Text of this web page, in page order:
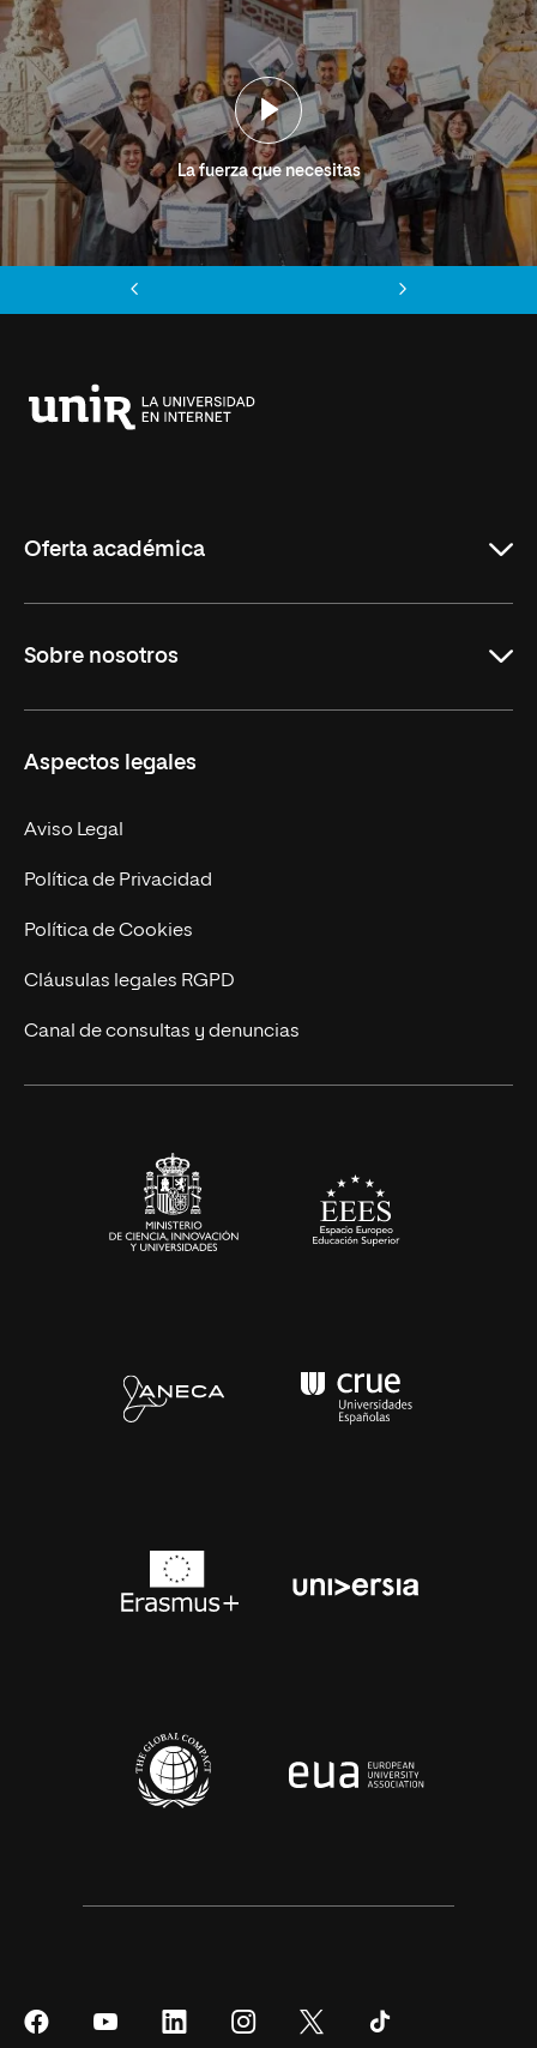
La fuerza que necesitas
Oferta académica
Másteres Oficiales
Doctorados
Experto Universitario
Postgrados
Cursos Universitarios
Sobre nosotros
Facultades
Nuestro Equipo
Trabaja en UNIR
Actualidad
UNIR Revista
Eventos
Aspectos legales
Aviso Legal
Política de Privacidad
Política de Cookies
Cláusulas legales RGPD
Canal de consultas y denuncias
SíguenosSíguenos
SíguenosSíguenos Síguenos